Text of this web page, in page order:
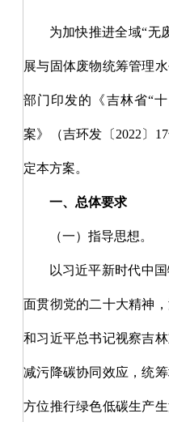
为加快推进全域“无
展与固体废物统筹管理
部门印发的《吉林省“
案》（吉环发 〔 2022 〕
定本方案。
一、总体要求
（一）指导思想。
以习近平新时代中
面贯彻党的二十大精神
和习近平总书记视察吉
减污降碳协同效应，统
方位推行绿色低碳生产